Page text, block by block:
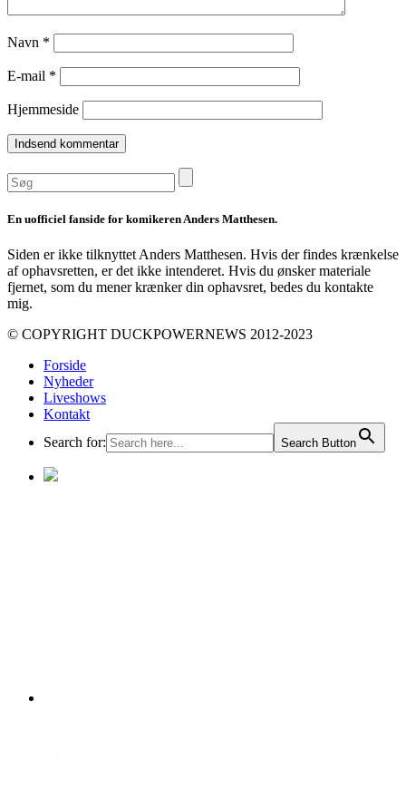
Navn *
E-mail *
Hjemmeside
En uofficiel fanside for komikeren Anders Matthesen.
Siden er ikke tilknyttet Anders Matthesen. Hvis der findes krænkelse
af ophavsretten, er det ikke intenderet. Hvis du ønsker materiale
fjernet, som du mener krænker din ophavsret, bedes du kontakte
mig.
© COPYRIGHT DUCKPOWERNEWS 2012-2023
Forside
Nyheder
Liveshows
Kontakt
Search for:
Search Button